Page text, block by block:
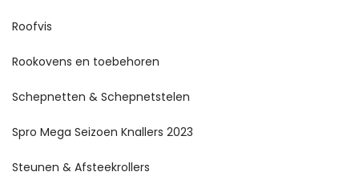
Roofvis
Rookovens en toebehoren
Schepnetten & Schepnetstelen
Spro Mega Seizoen Knallers 2023
Steunen & Afsteekrollers